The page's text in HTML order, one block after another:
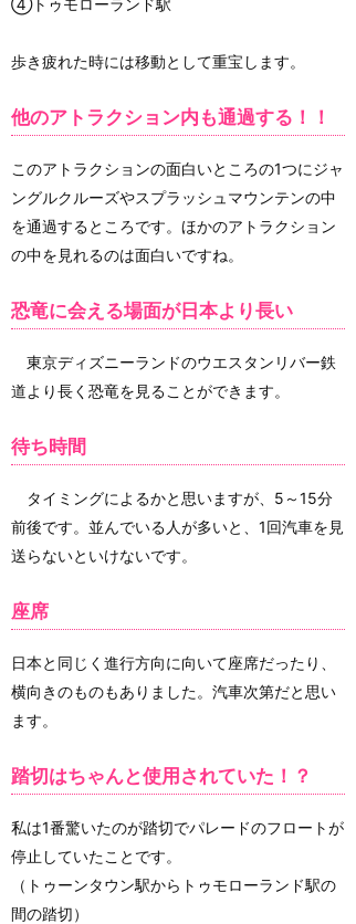
④トゥモローランド駅
歩き疲れた時には移動として重宝します。
他のアトラクション内も通過する！！
このアトラクションの面白いところの1つにジャ
ングルクルーズやスプラッシュマウンテンの中
を通過するところです。ほかのアトラクション
の中を見れるのは面白いですね。
恐竜に会える場面が日本より長い
東京ディズニーランドのウエスタンリバー鉄
道より長く恐竜を見ることができます。
待ち時間
タイミングによるかと思いますが、5～15分
前後です。並んでいる人が多いと、1回汽車を見
送らないといけないです。
座席
日本と同じく進行方向に向いて座席だったり、
横向きのものもありました。汽車次第だと思い
ます。
踏切はちゃんと使用されていた！？
私は1番驚いたのが踏切でパレードのフロートが
停止していたことです。
（トゥーンタウン駅からトゥモローランド駅の
間の踏切）